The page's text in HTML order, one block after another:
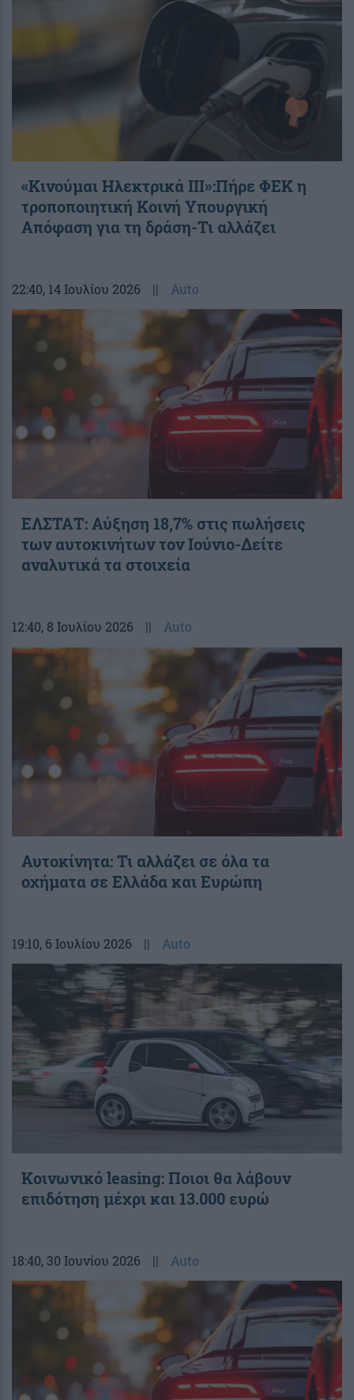
«Κινούμαι Ηλεκτρικά ΙΙΙ»:Πήρε ΦΕΚ η
τροποποιητική Κοινή Υπουργική
Απόφαση για τη δράση-Τι αλλάζει
22:40, 14 Ιουλίου 2026 || Auto
ΕΛΣΤΑΤ: Αύξηση 18,7% στις πωλήσεις
των αυτοκινήτων τον Ιούνιο-Δείτε
αναλυτικά τα στοιχεία
12:40, 8 Ιουλίου 2026 || Auto
Αυτοκίνητα: Τι αλλάζει σε όλα τα
οχήματα σε Ελλάδα και Ευρώπη
19:10, 6 Ιουλίου 2026 || Auto
Κοινωνικό leasing: Ποιοι θα λάβουν
επιδότηση μέχρι και 13.000 ευρώ
18:40, 30 Ιουνίου 2026 || Auto